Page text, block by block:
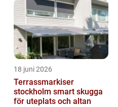
18 juni 2026
Terrassmarkiser
stockholm smart skugga
för uteplats och altan